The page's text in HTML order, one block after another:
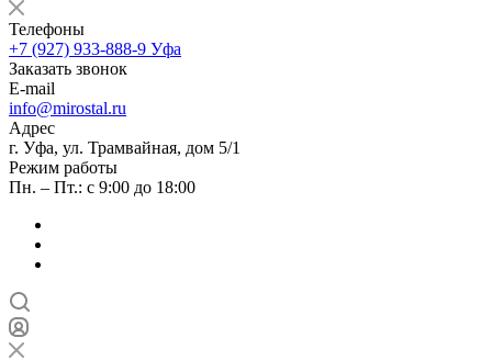
Телефоны
+7 (927) 933-888-9 Уфа
Заказать звонок
E-mail
info@mirostal.ru
Адрес
г. Уфа, ул. Трамвайная, дом 5/1
Режим работы
Пн. – Пт.: с 9:00 до 18:00